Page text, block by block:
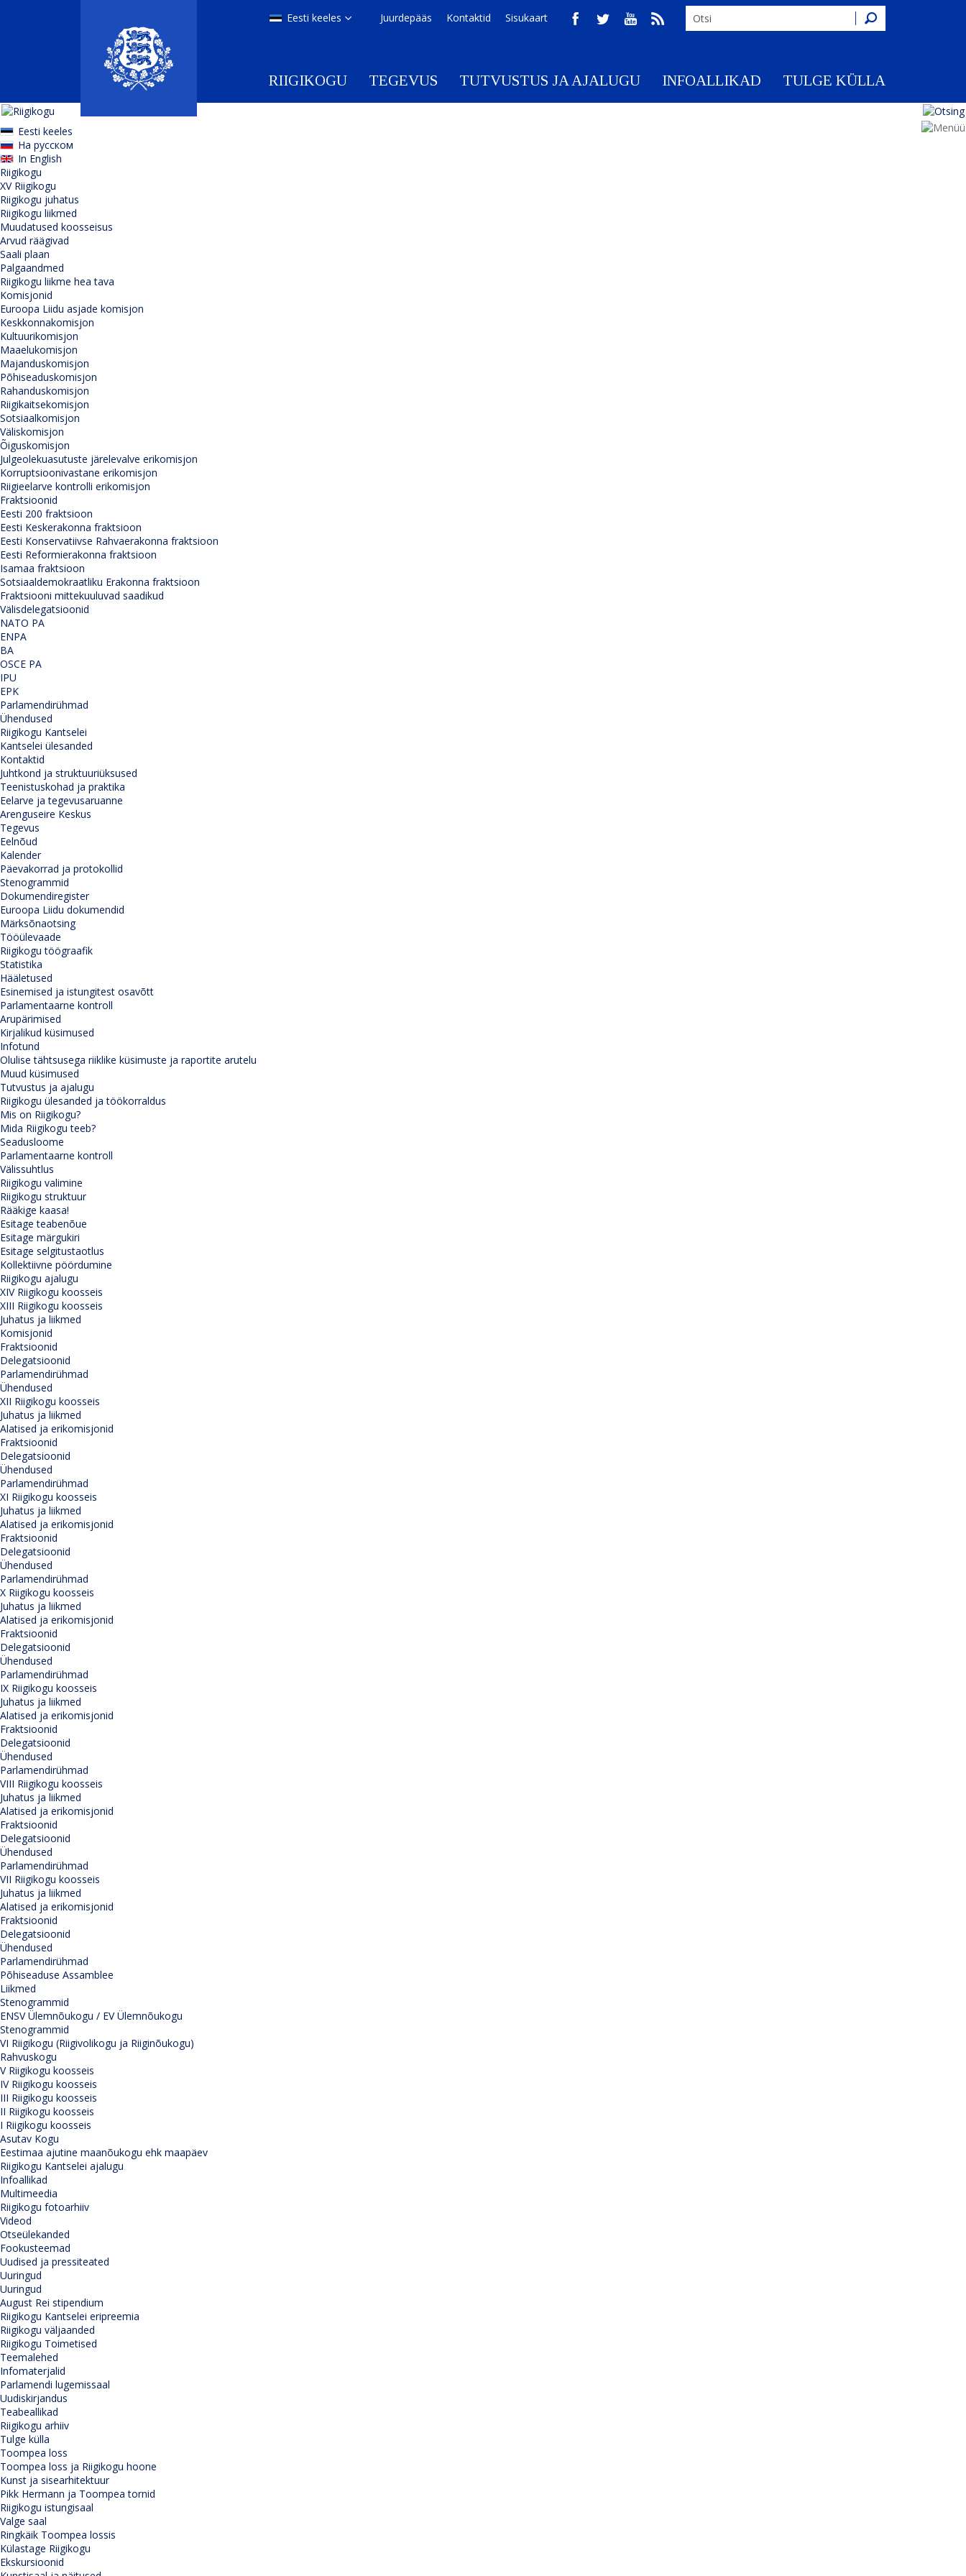
Otsing
Juurdepääs Kontaktid Sisukaart
Eesti keeles
RIIGIKOGU TEGEVUS TUTVUSTUS JA AJALUGU INFOALLIKAD TULGE KÜLLA
Eesti keeles
На русском
In English
Riigikogu
XV Riigikogu
Riigikogu juhatus
Riigikogu liikmed
Muudatused koosseisus
Arvud räägivad
Saali plaan
Palgaandmed
Riigikogu liikme hea tava
Komisjonid
Euroopa Liidu asjade komisjon
Keskkonnakomisjon
Kultuurikomisjon
Maaelukomisjon
Majanduskomisjon
Põhiseaduskomisjon
Rahanduskomisjon
Riigikaitsekomisjon
Sotsiaalkomisjon
Väliskomisjon
Õiguskomisjon
Julgeolekuasutuste järelevalve erikomisjon
Korruptsioonivastane erikomisjon
Riigieelarve kontrolli erikomisjon
Fraktsioonid
Eesti 200 fraktsioon
Eesti Keskerakonna fraktsioon
Eesti Konservatiivse Rahvaerakonna fraktsioon
Eesti Reformierakonna fraktsioon
Isamaa fraktsioon
Sotsiaaldemokraatliku Erakonna fraktsioon
Fraktsiooni mittekuuluvad saadikud
Välisdelegatsioonid
NATO PA
ENPA
BA
OSCE PA
IPU
EPK
Parlamendirühmad
Ühendused
Riigikogu Kantselei
Kantselei ülesanded
Kontaktid
Juhtkond ja struktuuriüksused
Teenistuskohad ja praktika
Eelarve ja tegevusaruanne
Arenguseire Keskus
Tegevus
Eelnõud
Kalender
Päevakorrad ja protokollid
Stenogrammid
Dokumendiregister
Euroopa Liidu dokumendid
Märksõnaotsing
Tööülevaade
Riigikogu töögraafik
Statistika
Hääletused
Esinemised ja istungitest osavõtt
Parlamentaarne kontroll
Arupärimised
Kirjalikud küsimused
Infotund
Olulise tähtsusega riiklike küsimuste ja raportite arutelu
Muud küsimused
Tutvustus ja ajalugu
Riigikogu ülesanded ja töökorraldus
Mis on Riigikogu?
Mida Riigikogu teeb?
Seadusloome
Parlamentaarne kontroll
Välissuhtlus
Riigikogu valimine
Riigikogu struktuur
Rääkige kaasa!
Esitage teabenõue
Esitage märgukiri
Esitage selgitustaotlus
Kollektiivne pöördumine
Riigikogu ajalugu
XIV Riigikogu koosseis
XIII Riigikogu koosseis
Juhatus ja liikmed
Komisjonid
Fraktsioonid
Delegatsioonid
Parlamendirühmad
Ühendused
XII Riigikogu koosseis
Juhatus ja liikmed
Alatised ja erikomisjonid
Fraktsioonid
Delegatsioonid
Ühendused
Parlamendirühmad
XI Riigikogu koosseis
Juhatus ja liikmed
Alatised ja erikomisjonid
Fraktsioonid
Delegatsioonid
Ühendused
Parlamendirühmad
X Riigikogu koosseis
Juhatus ja liikmed
Alatised ja erikomisjonid
Fraktsioonid
Delegatsioonid
Ühendused
Parlamendirühmad
IX Riigikogu koosseis
Juhatus ja liikmed
Alatised ja erikomisjonid
Fraktsioonid
Delegatsioonid
Ühendused
Parlamendirühmad
VIII Riigikogu koosseis
Juhatus ja liikmed
Alatised ja erikomisjonid
Fraktsioonid
Delegatsioonid
Ühendused
Parlamendirühmad
VII Riigikogu koosseis
Juhatus ja liikmed
Alatised ja erikomisjonid
Fraktsioonid
Delegatsioonid
Ühendused
Parlamendirühmad
Põhiseaduse Assamblee
Liikmed
Stenogrammid
ENSV Ülemnõukogu / EV Ülemnõukogu
Stenogrammid
VI Riigikogu (Riigivolikogu ja Riiginõukogu)
Rahvuskogu
V Riigikogu koosseis
IV Riigikogu koosseis
III Riigikogu koosseis
II Riigikogu koosseis
I Riigikogu koosseis
Asutav Kogu
Eestimaa ajutine maanõukogu ehk maapäev
Riigikogu Kantselei ajalugu
Infoallikad
Multimeedia
Riigikogu fotoarhiiv
Videod
Otseülekanded
Fookusteemad
Uudised ja pressiteated
Uuringud
Uuringud
August Rei stipendium
Riigikogu Kantselei eripreemia
Riigikogu väljaanded
Riigikogu Toimetised
Teemalehed
Infomaterjalid
Parlamendi lugemissaal
Uudiskirjandus
Teabeallikad
Riigikogu arhiiv
Tulge külla
Toompea loss
Toompea loss ja Riigikogu hoone
Kunst ja sisearhitektuur
Pikk Hermann ja Toompea tornid
Riigikogu istungisaal
Valge saal
Ringkäik Toompea lossis
Külastage Riigikogu
Ekskursioonid